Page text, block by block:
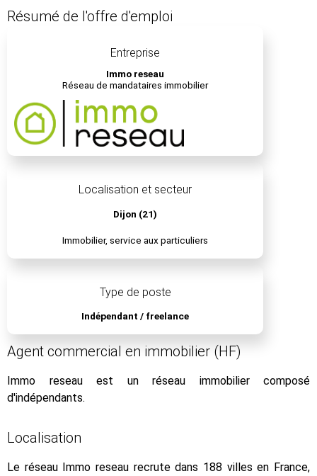
Résumé de l'offre d'emploi
Entreprise
Immo reseau
Réseau de mandataires immobilier
Localisation et secteur
Dijon (21)
Immobilier, service aux particuliers
Type de poste
Indépendant / freelance
Agent commercial en immobilier (HF)
Immo reseau est un réseau immobilier composé
d'indépendants.
Localisation
Le réseau Immo reseau recrute dans 188 villes en France,